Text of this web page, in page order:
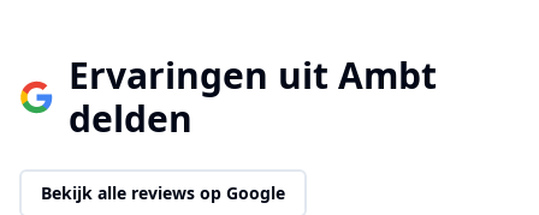
Ervaringen uit Ambt
delden
Bekijk alle reviews op Google